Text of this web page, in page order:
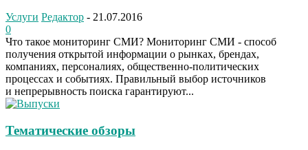
Услуги Редактор - 21.07.2016
0
Что такое мониторинг СМИ? Мониторинг СМИ - способ
получения открытой информации о рынках, брендах,
компаниях, персоналиях, общественно-политических
процессах и событиях. Правильный выбор источников
и непрерывность поиска гарантируют...
Тематические обзоры